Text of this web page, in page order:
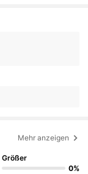
Mehr anzeigen
Größer
0%